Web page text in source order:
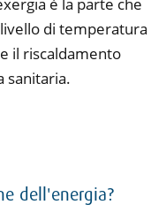
di temperatura
il riscaldamento
sanitaria.
dell'energia?